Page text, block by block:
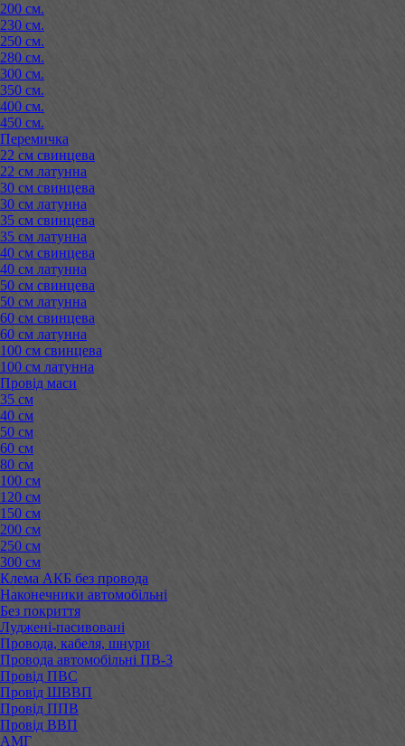
200 см.
230 см.
250 см.
280 см.
300 см.
350 см.
400 см.
450 см.
Перемичка
22 см свинцева
22 см латунна
30 см свинцева
30 см латунна
35 см свинцева
35 см латунна
40 см свинцева
40 см латунна
50 см свинцева
50 см латунна
60 см свинцева
60 см латунна
100 см свинцева
100 см латунна
Провід маси
35 см
40 см
50 см
60 см
80 см
100 см
120 см
150 см
200 см
250 см
300 см
Клема АКБ без провода
Наконечники автомобільні
Без покриття
Луджені-пасивовані
Провода, кабеля, шнури
Провода автомобільні ПВ-3
Провід ПВС
Провід ШВВП
Провід ППВ
Провід ВВП
АМГ